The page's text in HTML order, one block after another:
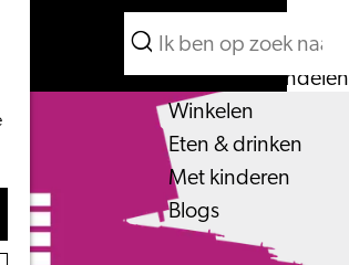
Menu
Zoeken
Wat te doen
Vanaf het water
Fietsen & wandelen
Winkelen
Eten & drinken
Met kinderen
Blogs
Zoeken